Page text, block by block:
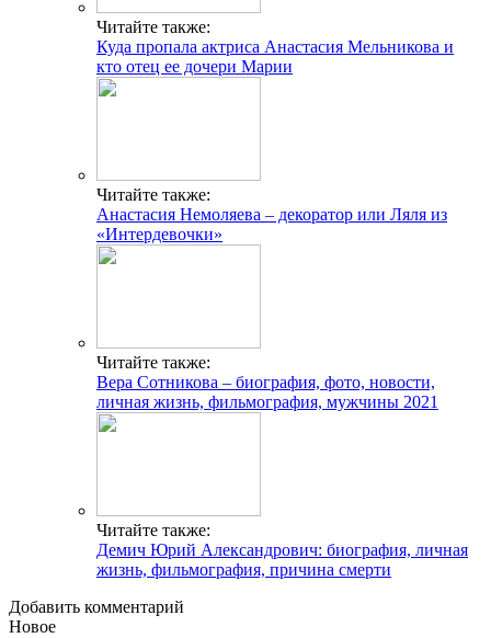
Читайте также:
Куда пропала актриса Анастасия Мельникова и
кто отец ее дочери Марии
Читайте также:
Анастасия Немоляева – декоратор или Ляля из
«Интердевочки»
Читайте также:
Вера Сотникова – биография, фото, новости,
личная жизнь, фильмография, мужчины 2021
Читайте также:
Демич Юрий Александрович: биография, личная
жизнь, фильмография, причина смерти
Добавить комментарий
Новое